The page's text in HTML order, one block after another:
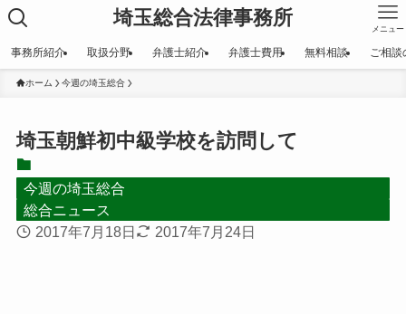
埼玉総合法律事務所 メニュー
事務所紹介 取扱分野 弁護士紹介 弁護士費用 無料相談 ご相談
ホーム 今週の埼玉総合
埼玉朝鮮初中級学校を訪問して
今週の埼玉総合
総合ニュース
2017年7月18日
2017年7月24日